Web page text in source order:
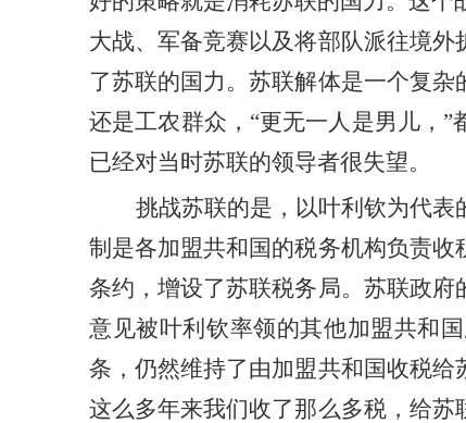
大战、军备竞赛以及将部队派往境
了苏联的国力。苏联解体是一个复
还是工农群众， “更无一人是男儿， ”
已经对当时苏联的领导者很失望。
挑战苏联的是，以叶利钦为代表
制 是各加盟共和国的税务机构负责收
条约，增设了苏联税务局。 苏联政府
意见被叶利钦率领的其他加盟共和
条，仍然维持了由加盟共和国收税给
这么多年来我们收了那么多税，给苏